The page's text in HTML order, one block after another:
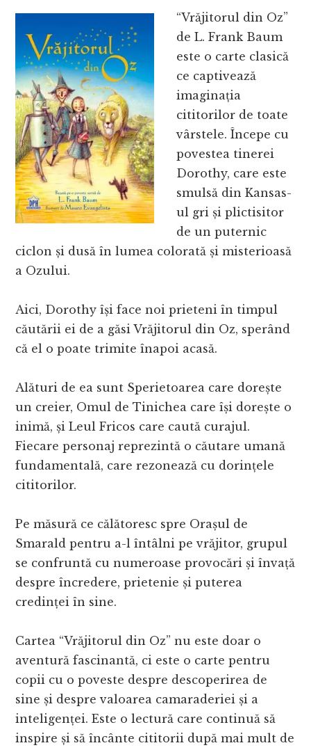
“Vrăjitorul din Oz”
de L. Frank Baum
este o carte clasică
ce captivează
imaginația
cititorilor de toate
vârstele. Începe cu
povestea tinerei
Dorothy, care este
smulsă din Kansas-
ul gri și plictisitor
de un puternic
ciclon și dusă în lumea colorată și misterioasă
a Ozului.
Aici, Dorothy își face noi prieteni în timpul
căutării ei de a găsi Vrăjitorul din Oz, sperând
că el o poate trimite înapoi acasă.
Alături de ea sunt Sperietoarea care dorește
un creier, Omul de Tinichea care își dorește o
inimă, și Leul Fricos care caută curajul.
Fiecare personaj reprezintă o căutare umană
fundamentală, care rezonează cu dorințele
cititorilor.
Pe măsură ce călătoresc spre Orașul de
Smarald pentru a-l întâlni pe vrăjitor, grupul
se confruntă cu numeroase provocări și învață
despre încredere, prietenie și puterea
credinței în sine.
Cartea “Vrăjitorul din Oz” nu este doar o
aventură fascinantă, ci este o carte pentru
copii cu o poveste despre descoperirea de
sine și despre valoarea camaraderiei și a
inteligenței. Este o lectură care continuă să
inspire și să încânte cititorii după mai mult de